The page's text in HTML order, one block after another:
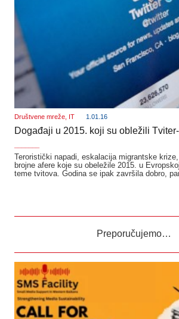
Društvene mreže IT 1.01.16
Događaji u 2015. koji su obležili
Teroristički napadi, eskalacija migrantske
brojne afere koje su obeležile 2015. u
teme tvitova. Godina se ipak završila dobro,
Preporučujemo…